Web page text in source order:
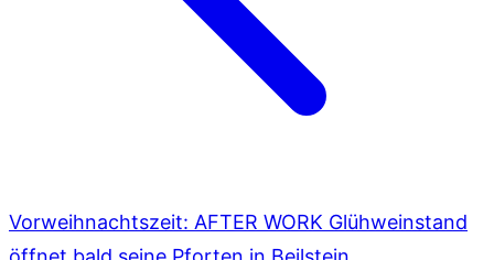
Vorweihnachtszeit: AFTER WORK Glühweinstand